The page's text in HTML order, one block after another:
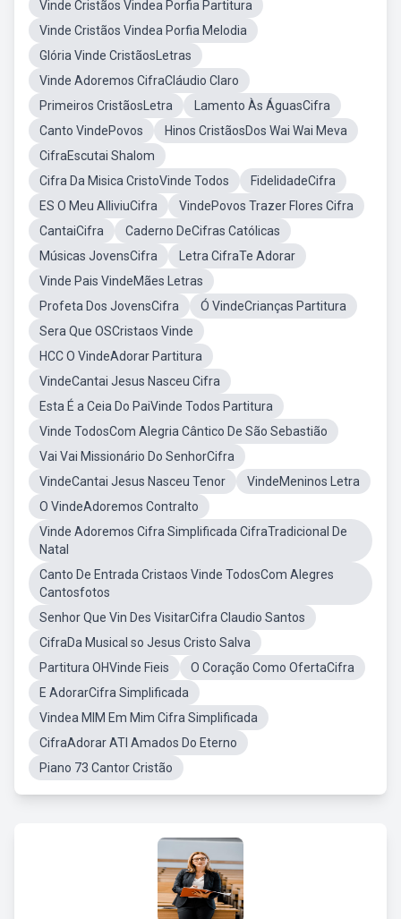
Vinde Cristãos Vindea Porfia Partitura
Vinde Cristãos Vindea Porfia Melodia
Glória Vinde CristãosLetras
Vinde Adoremos CifraCláudio Claro
Primeiros CristãosLetra
Lamento Às ÁguasCifra
Canto VindePovos
Hinos CristãosDos Wai Wai Meva
CifraEscutai Shalom
Cifra Da Misica CristoVinde Todos
FidelidadeCifra
ES O Meu AlliviuCifra
VindePovos Trazer Flores Cifra
CantaiCifra
Caderno DeCifras Católicas
Músicas JovensCifra
Letra CifraTe Adorar
Vinde Pais VindeMães Letras
Profeta Dos JovensCifra
Ó VindeCrianças Partitura
Sera Que OSCristaos Vinde
HCC O VindeAdorar Partitura
VindeCantai Jesus Nasceu Cifra
Esta É a Ceia Do PaiVinde Todos Partitura
Vinde TodosCom Alegria Cântico De São Sebastião
Vai Vai Missionário Do SenhorCifra
VindeCantai Jesus Nasceu Tenor
VindeMeninos Letra
O VindeAdoremos Contralto
Vinde Adoremos Cifra Simplificada CifraTradicional De
Natal
Canto De Entrada Cristaos Vinde TodosCom Alegres
Cantosfotos
Senhor Que Vin Des VisitarCifra Claudio Santos
CifraDa Musical so Jesus Cristo Salva
Partitura OHVinde Fieis
O Coração Como OfertaCifra
E AdorarCifra Simplificada
Vindea MIM Em Mim Cifra Simplificada
CifraAdorar ATI Amados Do Eterno
Piano 73 Cantor Cristão